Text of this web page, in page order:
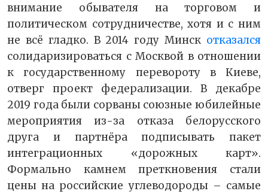
внимание обывателя на торговом и
политическом сотрудничестве, хотя и с ним
не всё гладко. В 2014 году Минск отказался
солидаризироваться с Москвой в отношении
к государственному перевороту в Киеве,
отверг проект федерализации. В декабре
2019 года были сорваны союзные юбилейные
мероприятия из-за отказа белорусского
друга и партнёра подписывать пакет
интеграционных «дорожных карт».
Формально камнем преткновения стали
цены на российские углеводороды – самые